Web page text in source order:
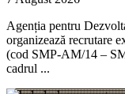
Agenția pentru
organizează recrutare
(cod SMP-AM/14 –
cadrul ...